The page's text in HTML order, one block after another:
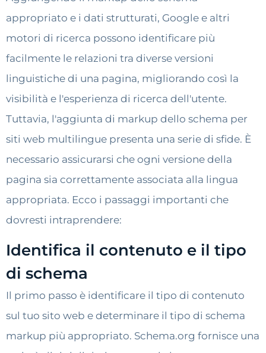
appropriato e i dati strutturati, Google e altri
motori di ricerca possono identificare più
facilmente le relazioni tra diverse versioni
linguistiche di una pagina, migliorando così la
visibilità e l'esperienza di ricerca dell'utente.
Tuttavia, l'aggiunta di markup dello schema per
siti web multilingue presenta una serie di sfide. È
necessario assicurarsi che ogni versione della
pagina sia correttamente associata alla lingua
appropriata. Ecco i passaggi importanti che
dovresti intraprendere:
Identifica il contenuto e il tipo
di schema
Il primo passo è identificare il tipo di contenuto
sul tuo sito web e determinare il tipo di schema
markup più appropriato. Schema.org fornisce una